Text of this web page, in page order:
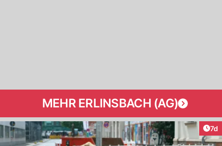
MEHR ERLINSBACH (AG)
7d